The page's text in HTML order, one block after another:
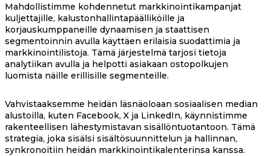
Mahdollistimme kohdennetut markkinointikampanjat
kuljettajille, kalustonhallintapäälliköille ja
korjauskumppaneille dynaamisen ja staattisen
segmentoinnin avulla käyttäen erilaisia suodattimia ja
markkinointilistoja. Tämä järjestelmä tarjosi tietoja
analytiikan avulla ja helpotti asiakaan ostopolkujen
luomista näille erillisille segmenteille.
Vahvistaaksemme heidän läsnäoloaan sosiaalisen median
alustoilla, kuten Facebook, X ja LinkedIn, käynnistimme
rakenteellisen lähestymistavan sisällöntuotantoon. Tämä
strategia, joka sisälsi sisältösuunnittelun ja hallinnan,
synkronoitiin heidän markkinointikalenterinsa kanssa.